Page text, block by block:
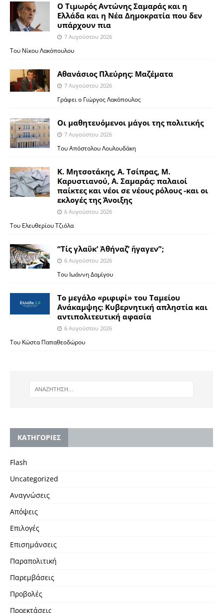
Ο Τιμωρός Αντώνης Σαμαράς και η
Ελλάδα και η Νέα Δημοκρατία που δεν
υπάρχουν πια
7 Αυγούστου 2026
Του Νίκου Λακόπουλου
Αθανάσιος Πλεύρης: Μαζέματα
7 Αυγούστου 2026
Γράφει ο Γιώργος Λακόπουλος
Οι μαθητευόμενοι μάγοι της πολιτικής
7 Αυγούστου 2026
Του Απόστολου Λουλουδάκη
Κ. Μητσοτάκης, Α. Τσίπρας, Μ.
Καρυστιανού, Α. Σαμαράς: παλαιοί
παίκτες και νέοι σε νέους ρόλους -και οι
εκλογές της Άνοιξης
6 Αυγούστου 2026
Του Ελευθερίου Τζιόλα
“Τίς γλαῦκ’ Ἀθήναζ’ ἤγαγεν”;
6 Αυγούστου 2026
Του Ιωάννη Δαμίγου
Το μεγάλο «ριφιφί» του Ταμείου
Ανάκαμψης: Κυβερνητική απληστία και
αντιπολιτευτική αφασία
6 Αυγούστου 2026
Του Κώστα Παπαθεοδώρου
KΑΤΗΓΟΡΙΕΣ
Flash
Uncategorized
Αναγνώσεις
Απόψεις
Επιλογές
Επισημάνσεις
Παραπολιτική
Παρεμβάσεις
Προβολές
Προεκτάσεις